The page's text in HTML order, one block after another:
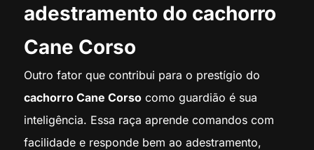
adestramento do cachorro
Cane Corso
Outro fator que contribui para o prestígio do
cachorro Cane Corsocomo guardião é sua
inteligência. Essa raça aprende comandos com
facilidade e responde bem ao adestramento,